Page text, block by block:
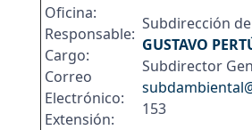
Oficina:
Responsable:
Cargo:
Correo
Electrónico:
Extensión:
Subdirección
GUSTAVO
Subdirector
153